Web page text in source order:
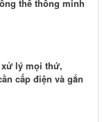
thể thông minh
xử lý mọi thứ,
cấp điện và gắn